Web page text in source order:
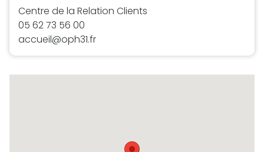
Centre de la Relation Clients
05 62 73 56 00
accueil@oph31.fr